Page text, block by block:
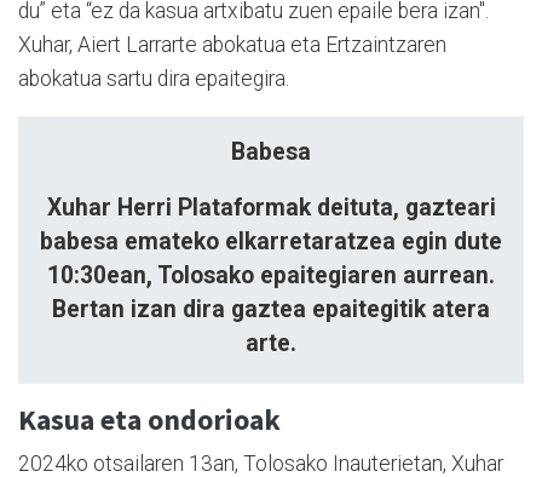
du” eta “ez da kasua artxibatu zuen epaile bera izan".
Xuhar, Aiert Larrarte abokatua eta Ertzaintzaren
abokatua sartu dira epaitegira.
Babesa
Xuhar Herri Plataformak deituta, gazteari
babesa emateko elkarretaratzea egin dute
10:30ean, Tolosako epaitegiaren aurrean.
Bertan izan dira gaztea epaitegitik atera
arte.
Kasua eta ondorioak
2024ko otsailaren 13an, Tolosako Inauterietan, Xuhar